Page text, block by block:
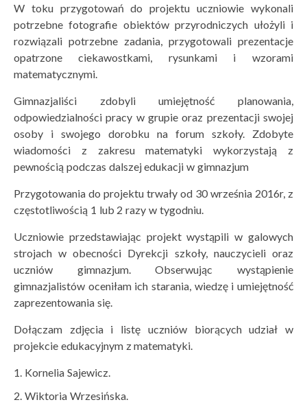
W toku przygotowań do projektu uczniowie wykonali
potrzebne fotografie obiektów przyrodniczych ułożyli i
rozwiązali potrzebne zadania, przygotowali prezentacje
opatrzone ciekawostkami, rysunkami i wzorami
matematycznymi.
Gimnazjaliści zdobyli umiejętność planowania,
odpowiedzialności pracy w grupie oraz prezentacji swojej
osoby i swojego dorobku na forum szkoły. Zdobyte
wiadomości z zakresu matematyki wykorzystają z
pewnością podczas dalszej edukacji w gimnazjum
Przygotowania do projektu trwały od 30 września 2016r, z
częstotliwością 1 lub 2 razy w tygodniu.
Uczniowie przedstawiając projekt wystąpili w galowych
strojach w obecności Dyrekcji szkoły, nauczycieli oraz
uczniów gimnazjum. Obserwując wystąpienie
gimnazjalistów oceniłam ich starania, wiedzę i umiejętność
zaprezentowania się.
Dołączam zdjęcia i listę uczniów biorących udział w
projekcie edukacyjnym z matematyki.
Kornelia Sajewicz.
Wiktoria Wrzesińska.